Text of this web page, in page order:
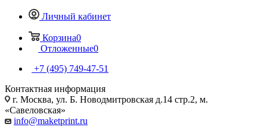
Личный кабинет
Корзина0
Отложенные0
+7 (495) 749-47-51
Контактная информация
г. Москва, ул. Б. Новодмитровская д.14 стр.2, м.
«Савеловская»
info@maketprint.ru